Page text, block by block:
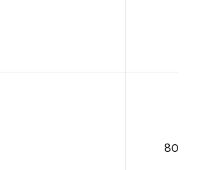
80+